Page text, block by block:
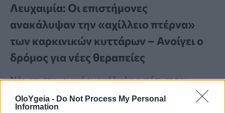
OloYgeia - Do Not Process My Personal
Information
Λευχαιμία: Οι επιστήμονες
ανακάλυψαν την «αχίλλειο πτέρνα»
των καρκινικών κυττάρων – Ανοίγει ο
δρόμος για νέες θεραπείες
Νέα επιστημονική ανακάλυψη εντόπισε την
«αχίλλειο πτέρνα» των καρκινικών κυττάρων της
λευχαιμίας, ανοίγοντας τον δρόμο για την